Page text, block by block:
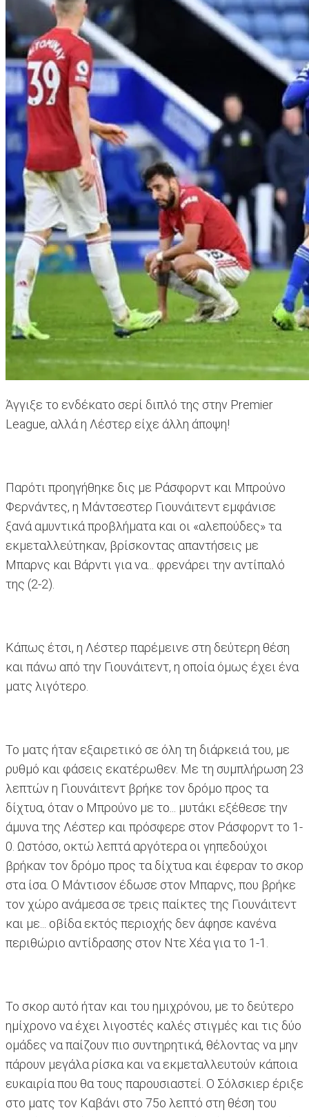
Άγγιξε το ενδέκατο σερί διπλό της στην Premier
League, αλλά η Λέστερ είχε άλλη άποψη!
Παρότι προηγήθηκε δις με Ράσφορντ και Μπρούνο
Φερνάντες, η Μάντσεστερ Γιουνάιτεντ εμφάνισε
ξανά αμυντικά προβλήματα και οι «αλεπούδες» τα
εκμεταλλεύτηκαν, βρίσκοντας απαντήσεις με
Μπαρνς και Βάρντι για να... φρενάρει την αντίπαλό
της (2-2).
Κάπως έτσι, η Λέστερ παρέμεινε στη δεύτερη θέση
και πάνω από την Γιουνάιτεντ, η οποία όμως έχει ένα
ματς λιγότερο.
Το ματς ήταν εξαιρετικό σε όλη τη διάρκειά του, με
ρυθμό και φάσεις εκατέρωθεν. Με τη συμπλήρωση 23
λεπτών η Γιουνάιτεντ βρήκε τον δρόμο προς τα
δίχτυα, όταν ο Μπρούνο με το... μυτάκι εξέθεσε την
άμυνα της Λέστερ και πρόσφερε στον Ράσφορντ το 1-
0. Ωστόσο, οκτώ λεπτά αργότερα οι γηπεδούχοι
βρήκαν τον δρόμο προς τα δίχτυα και έφεραν το σκορ
στα ίσα. Ο Μάντισον έδωσε στον Μπαρνς, που βρήκε
τον χώρο ανάμεσα σε τρεις παίκτες της Γιουνάιτεντ
και με... οβίδα εκτός περιοχής δεν άφησε κανένα
περιθώριο αντίδρασης στον Ντε Χέα για το 1-1.
Το σκορ αυτό ήταν και του ημιχρόνου, με το δεύτερο
ημίχρονο να έχει λιγοστές καλές στιγμές και τις δύο
ομάδες να παίζουν πιο συντηρητικά, θέλοντας να μην
πάρουν μεγάλα ρίσκα και να εκμεταλλευτούν κάποια
ευκαιρία που θα τους παρουσιαστεί. Ο Σόλσκιερ έριξε
στο ματς τον Καβάνι στο 75ο λεπτό στη θέση του